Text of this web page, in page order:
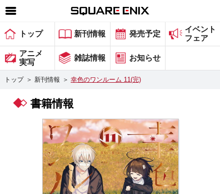
SQUARE ENIX 公式サイトメニュー
ゲーム
マガジン＆ブックス
グッズ
トップ 新刊情報 発売予定
イベント
フェア
アニメ
実写
雑誌情報 お知らせ
トップ ＞ 新刊情報 ＞ 幸色のワンルーム 11(完)
書籍情報